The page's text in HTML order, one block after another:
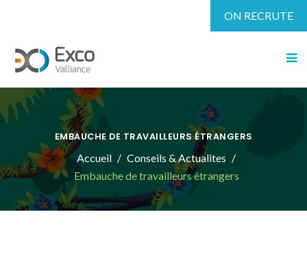
ON RECRUTE
EMBAUCHE DE TRAVAILLEURS ÉTRANGERS
Accueil
Conseils & Actualites
Embauche de travailleurs étrangers